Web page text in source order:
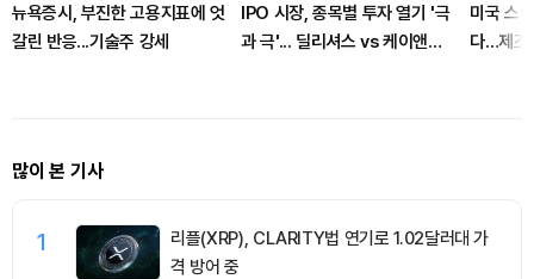
뉴욕증시, 부진한 고용지표에 엇
갈린 반응...기술주 강세
IPO 시장, 종목별 투자 열기 '극
과 극'... 딜리셔스 vs 케이앤에
미국 스
다…제조
많이 본 기사
1
리플(XRP), CLARITY법 연기로 1.02달러대 가
격 방어 중